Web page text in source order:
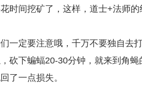
时间挖矿了，这样，道士+法师
定要注意哦，千万不要独自去
砍下蝙蝠20-30分钟，就来到角
了一点损失。